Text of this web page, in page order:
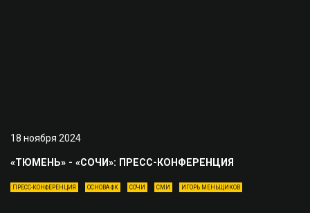
18 ноября 2024
«ТЮМЕНЬ» - «СОЧИ»: ПРЕСС-КОНФЕРЕНЦИЯ
ПРЕСС-КОНФЕРЕНЦИЯ ОСНОВА ФК СОЧИ СМИ ИГОРЬ МЕНЬЩИКОВ